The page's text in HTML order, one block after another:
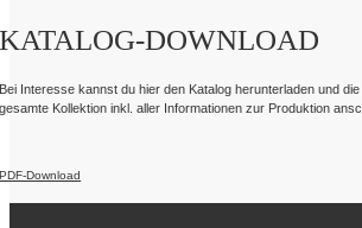
KATALOG-DOWNLOAD
Bei Interesse kannst du hier den Katalog herunterladen und die
gesamte Kollektion inkl. aller Informationen zur Produktion
PDF-Download